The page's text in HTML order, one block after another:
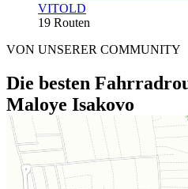
VITOLD
19 Routen
VON UNSERER COMMUNITY
Die besten
Maloye Isakovo